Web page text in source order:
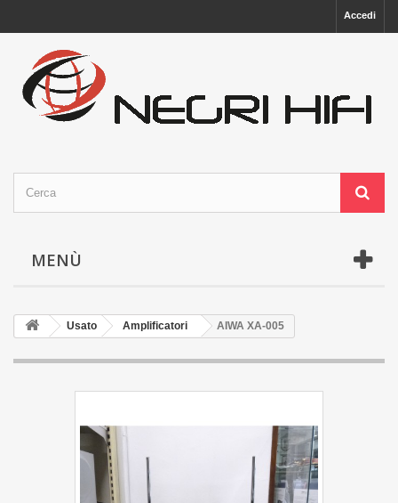
Accedi
MENÙ
Usato Amplificatori AIWA XA-005